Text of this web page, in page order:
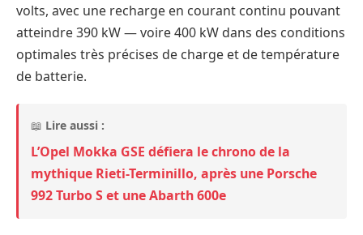
volts, avec une recharge en courant continu pouvant
atteindre 390 kW — voire 400 kW dans des conditions
optimales très précises de charge et de température
de batterie.
📖 Lire aussi :
L’Opel Mokka GSE défiera le chrono de la
mythique Rieti-Terminillo, après une Porsche
992 Turbo S et une Abarth 600e